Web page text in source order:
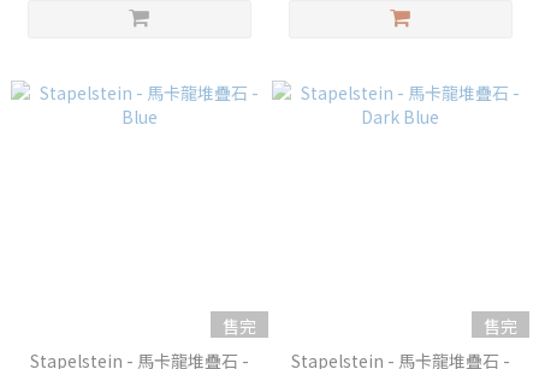
售完
Stapelstein - 馬卡龍堆疊石 -
售完
Stapelstein - 馬卡龍堆疊石 -